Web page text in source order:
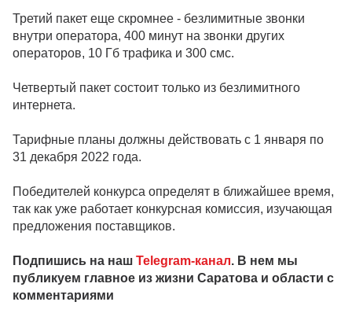
Третий пакет еще скромнее - безлимитные звонки
внутри оператора, 400 минут на звонки других
операторов, 10 Гб трафика и 300 смс.
Четвертый пакет состоит только из безлимитного
интернета.
Тарифные планы должны действовать с 1 января по
31 декабря 2022 года.
Победителей конкурса определят в ближайшее время,
так как уже работает конкурсная комиссия, изучающая
предложения поставщиков.
Подпишись на наш Telegram-канал. В нем мы
публикуем главное из жизни Саратова и области с
комментариями